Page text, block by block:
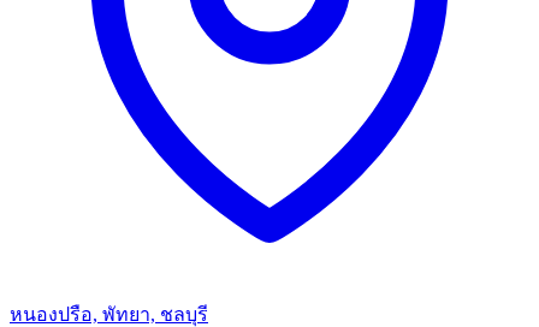
หนองปรือ, พัทยา, ชลบุรี